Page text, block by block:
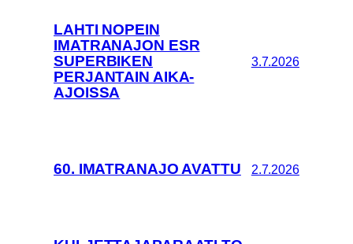
LAHTI NOPEIN
IMATRANAJON ESR
SUPERBIKEN
PERJANTAIN AIKA-
AJOISSA
3.7.2026
60. IMATRANAJO AVATTU 2.7.2026